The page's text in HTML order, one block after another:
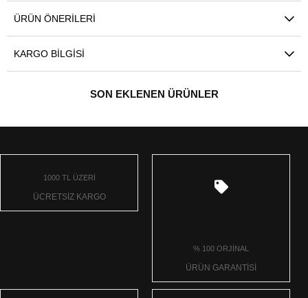
ÜRÜN ÖNERILERI
KARGO BILGISI
SON EKLENEN ÜRÜNLER
1000 TL ÜZERİ
ÜCRETSİZ KARGO
% 100 ORJİNAL
ÜRÜN GARANTİSİ